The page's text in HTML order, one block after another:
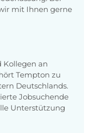
mit Ihnen gerne
Kollegen an
Tempton zu
Deutschlands.
Jobsuchende
Unterstützung